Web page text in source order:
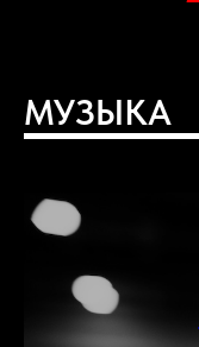
МУЗЫКА